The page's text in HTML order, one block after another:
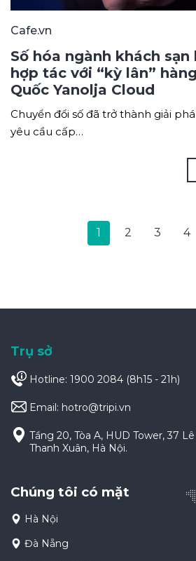
Cafe.vn
Số hóa ngành khách sạn
hợp tác với “kỳ lân”
Quốc Yanolja Cloud
Chuyển đổi số đã trở thành giải
yêu cầu cấp…
1 2 3 4
Trụ sở
Hotline: 1900 2084 (8h15 - 21h)
Email: hotro@tripi.vn
Tầng 20, Tòa A, HUD Tower, 37
Thanh Xuân, Hà Nội.
Chúng tôi có mặt
Hà Nội
Đà Nẵng